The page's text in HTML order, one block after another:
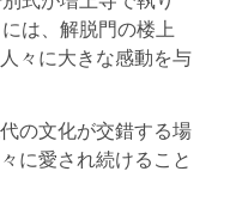
は、解脱門の楼上
々に大きな感動を与
の文化が交錯する場
に愛され続けること